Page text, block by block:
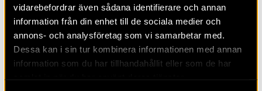
vidarebefordrar även sådana identifierare och annan
information från din enhet till de sociala medier och
annons- och analysföretag som vi samarbetar med.
Dessa kan i sin tur kombinera informationen med annan
information som du har tillhandahållit eller som de har